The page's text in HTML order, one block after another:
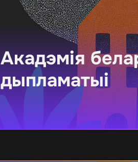
Акадэмія
дыпламатыі